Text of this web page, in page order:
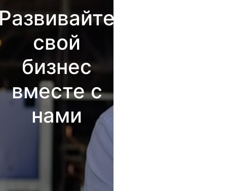
свой
бизнес
вместе с
нами